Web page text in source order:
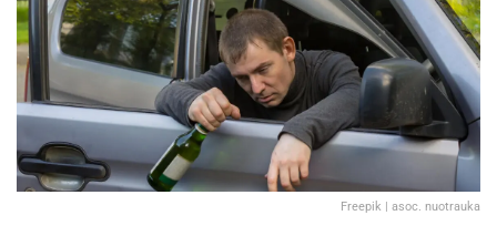
Freepik | asoc. nuotrauka